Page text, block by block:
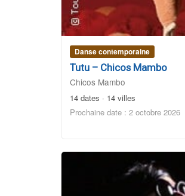
Danse contemporaine
Tutu – Chicos Mambo
Chicos Mambo
14 dates · 14 villes
Prochaine date : 2 octobre 2026